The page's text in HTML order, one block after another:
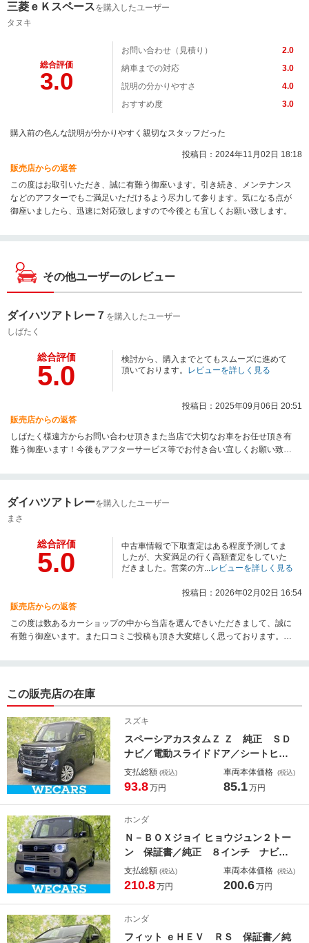
三菱ｅＫスペースを購入したユーザー
タヌキ
総合評価
3.0
お問い合わせ（見積り）
2.0
納車までの対応
3.0
説明の分かりやすさ
4.0
おすすめ度
3.0
購入前の色んな説明が分かりやすく親切なスタッフだった
投稿日：2024年11月02日 18:18
販売店からの返答
この度はお取引いただき、誠に有難う御座います。引き続き、メンテナンス
などのアフターでもご満足いただけるよう尽力して参ります。気になる点が
御座いましたら、迅速に対応致しますので今後とも宜しくお願い致します。
その他ユーザーのレビュー
ダイハツアトレー７ を購入したユーザー
しばたく
総合評価
5.0
検討から、購入までとてもスムーズに進めて
頂いております。 レビューを詳しく見る
投稿日：2025年09月06日 20:51
販売店からの返答
しばたく様遠方からお問い合わせ頂きまた当店で大切なお車をお任せ頂き有
難う御座います！今後もアフターサービス等でお付き合い宜しくお願い致し
ダイハツアトレーを購入したユーザー
まさ
総合評価
5.0
中古車情報で下取査定はある程度予測してま
したが、大変満足の行く高額査定をしていた
だきました。営業の方...レビューを詳しく見る
投稿日：2026年02月02日 16:54
販売店からの返答
この度は数あるカーショップの中から当店を選んできいただきまして、誠に
有難う御座います。また口コミご投稿も頂き大変嬉しく思っております。高
願い致します。今後もまさ様のカーライフのお力になれたらと思いますの
この販売店の在庫
スズキ
スペーシアカスタムＺ Ｚ 純正 ＳＤ
ナビ／電動スライドドア／シートヒー
ター／全方位モニター／ヘッドラン
プ ＨＩＤ／Ｂｌｕｅｔｏｏｔｈ接続
支払総額 (税込)
93.8万円
車両本体価格 (税込)
85.1万円
ホンダ
Ｎ－ＢＯＸジョイ ヒョウジュン２トー
ン 保証書／純正 ８インチ ナビ／
ホンダセンシング／電動スライドドア
／シートヒーター／車線逸脱防止支援
続／ＥＢＤ付ＡＢＳ
支払総額 (税込)
210.8万円
車両本体価格 (税込)
200.6万円
ホンダ
フィット ｅＨＥＶ ＲＳ 保証書／純